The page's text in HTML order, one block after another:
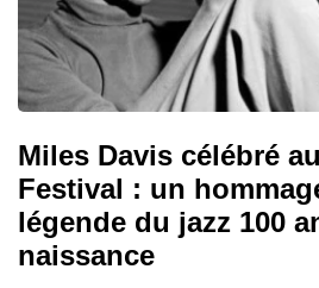
Miles Davis célébré
Festival : un
légende du jazz 100
naissance